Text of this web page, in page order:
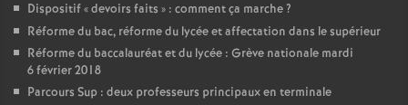
Dispositif «devoirs faits » : comment ça marche?
Réforme du bac, réforme du lycée et affectation dans le supérieur
Réforme du baccalauréat et du lycée : Grève nationale mardi
6 février 2018
Parcours Sup : deux professeurs principaux en terminale